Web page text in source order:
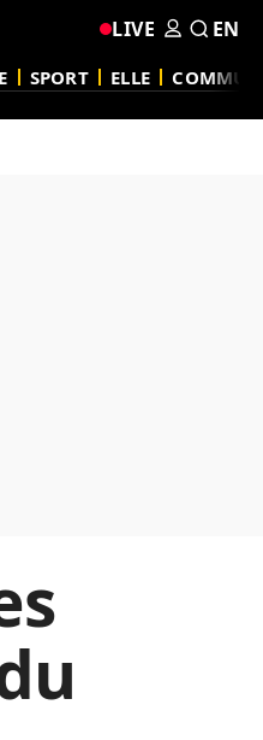
SPORT ELLE
LIVE EN